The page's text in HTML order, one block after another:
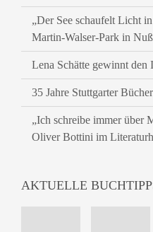
„Der See schaufelt Licht
Martin-Walser-Park in
Lena Schätte gewinnt den
35 Jahre Stuttgarter
„Ich schreibe immer über
Oliver Bottini im
AKTUELLE